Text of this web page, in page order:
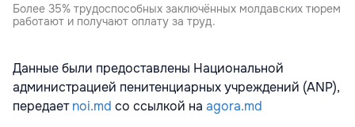
Более 35% трудоспособных заключённых молдавских тюрем
работают и получают оплату за труд.
Данные были предоставлены Национальной
администрацией пенитенциарных учреждений (ANP),
передаетnoi.md со ссылкой на agora.md